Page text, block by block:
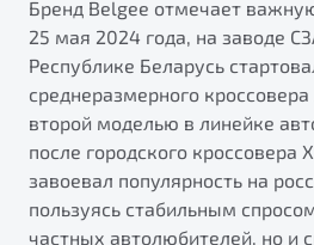
Элегантный и практичный седан
от 1 699 990 ₽*
Узнайте о специальных выгодах
автомобиля Belgee
Бренд Belgee отмечает
25 мая 2024 года, на заводе
Республике Беларусь
среднеразмерного
второй моделью в линейке
после городского кроссовера
завоевал популярность на
пользуясь стабильным
частных автолюбителей, но и